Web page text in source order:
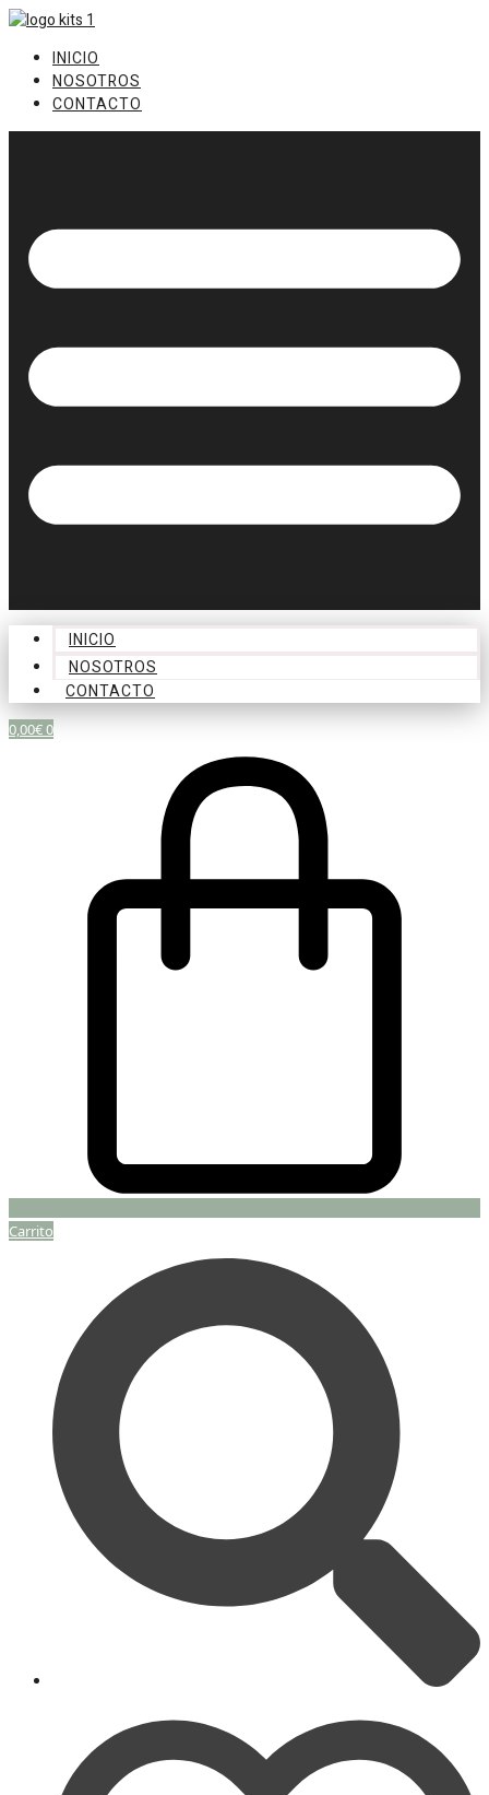
Ir
contenidoINICIO
NOSOTROS
CONTACTO
INICIO
NOSOTROS
CONTACTO
0,00€0
Carrito